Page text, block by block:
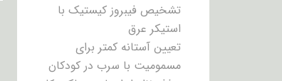
تشخیص فیبروز کیستیک با
استیکر عرق
تعیین آستانه کمتر برای
مسمومیت با سرب در کودکان